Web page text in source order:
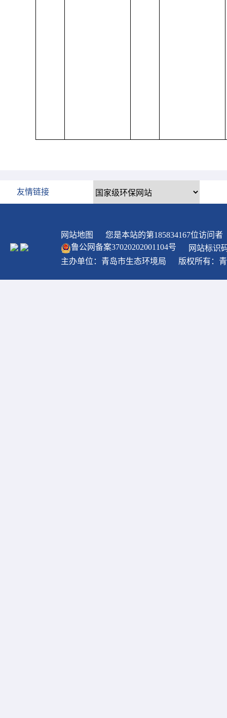
友情链接
网站地图 您是本站的第185834167位访问者
鲁公网备案37020202001104号
网站标识
主办单位：青岛市生态环境局
版权所有：